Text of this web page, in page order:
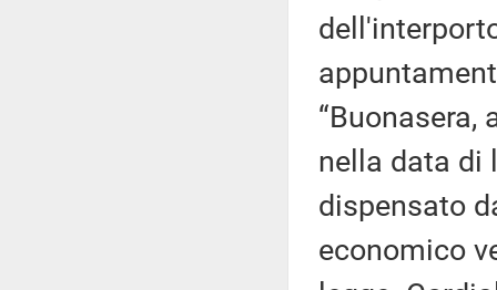
nella data di
dispensato
economico